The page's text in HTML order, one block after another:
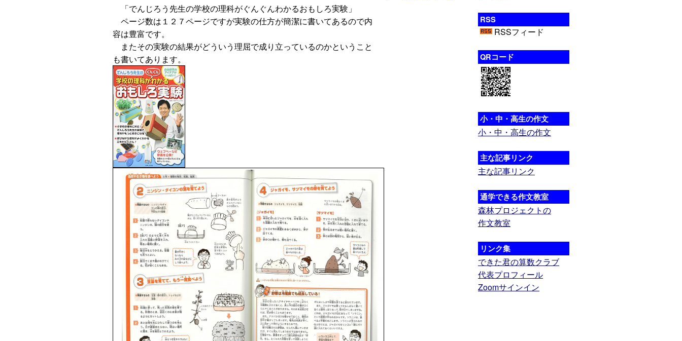
「でんじろう先生の学校の理科がぐんぐんわかるおもしろ実験」
ページ数は１２７ページですが実験の仕方が簡潔に書いてあるので内
容は豊富です。
またその実験の結果がどういう理屈で成り立っているのかということ
も書いてあります。
RSS
RSSフィード
QRコード
小・中・高生の作文
小・中・高生の作文
主な記事リンク
主な記事リンク
通学できる作文教室
森林プロジェクトの
作文教室
リンク集
できた君の算数クラブ
代表プロフィール
Zoomサインイン